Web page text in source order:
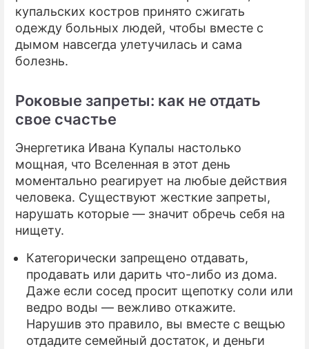
купальских костров принято сжигать
одежду больных людей, чтобы вместе с
дымом навсегда улетучилась и сама
болезнь.
Роковые запреты: как не отдать
свое счастье
Энергетика Ивана Купалы настолько
мощная, что Вселенная в этот день
моментально реагирует на любые действия
человека. Существуют жесткие запреты,
нарушать которые — значит обречь себя на
нищету.
Категорически запрещено отдавать,
продавать или дарить что-либо из дома.
Даже если сосед просит щепотку соли или
ведро воды — вежливо откажите.
Нарушив это правило, вы вместе с вещью
отдадите семейный достаток, и деньги